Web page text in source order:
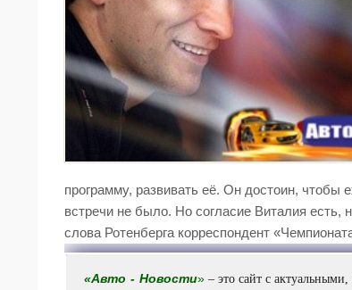
программу, развивать её. Он достоин,
встречи не было. Но согласие Виталия есть,
слова Ротенберга корреспондент
«Авто -Новости» – это сайт с